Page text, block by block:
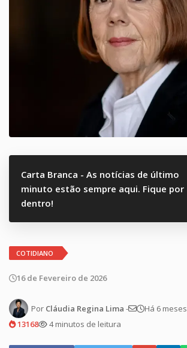
Carta Branca - As notícias de último
minuto estão sempre aqui. Fique por
dentro!
COTIDIANO
16 de Fevereiro de 2026
Por Cláudia Regina Lima -
Há 6 meses
13168
4 minutos de leitura